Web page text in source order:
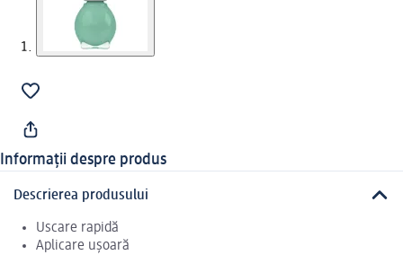
Informații despre produs
Descrierea produsului
Uscare rapidă
Aplicare ușoară